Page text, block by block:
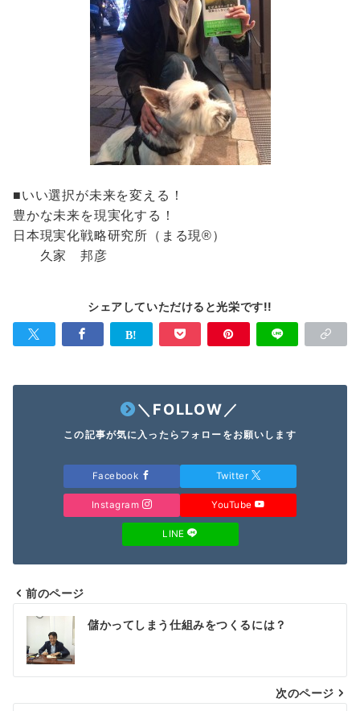
■いい選択が未来を変える！
豊かな未来を現実化する！
日本現実化戦略研究所（まる現®️）
久家 邦彦
シェアしていただけると光栄です!!
＼FOLLOW／
この記事が気に入ったらフォローをお願いします
Facebook Twitter
Instagram YouTube
LINE
投
稿
ナ
ビ
前のページ
儲かってしまう仕組みをつくるには？
次のページ